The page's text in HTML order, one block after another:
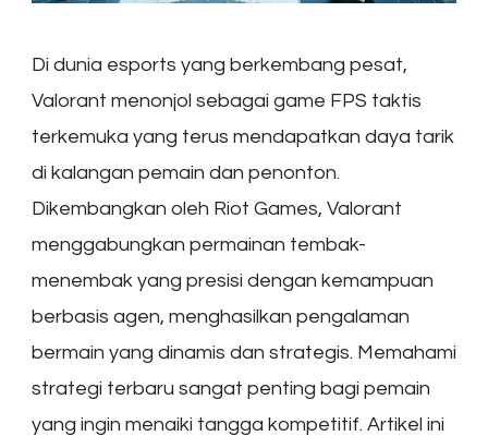
Di dunia esports yang berkembang pesat,
Valorant menonjol sebagai game FPS taktis
terkemuka yang terus mendapatkan daya tarik
di kalangan pemain dan penonton.
Dikembangkan oleh Riot Games, Valorant
menggabungkan permainan tembak-
menembak yang presisi dengan kemampuan
berbasis agen, menghasilkan pengalaman
bermain yang dinamis dan strategis. Memahami
strategi terbaru sangat penting bagi pemain
yang ingin menaiki tangga kompetitif. Artikel ini